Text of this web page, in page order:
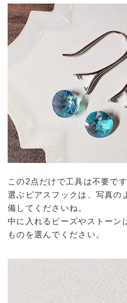
この2点だけで工具は不要です
選ぶピアスフックは、写真の
備してくださいね。
中に入れるビーズやストーン
ものを選んでください。